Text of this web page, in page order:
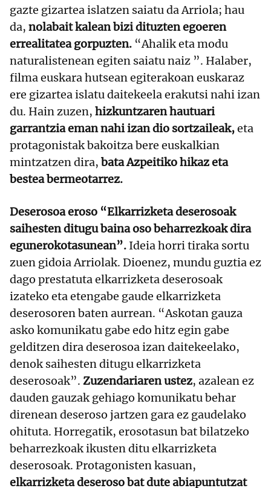
gazte gizartea islatzen saiatu da Arriola; hau
da, nolabait kalean bizi dituzten egoeren
errealitatea gorpuzten. “Ahalik eta modu
naturalistenean egiten saiatu naiz ”. Halaber,
filma euskara hutsean egiterakoan euskaraz
ere gizartea islatu daitekeela erakutsi nahi izan
du. Hain zuzen, hizkuntzaren hautuari
garrantzia eman nahi izan dio sortzaileak,eta
protagonistak bakoitza bere euskalkian
mintzatzen dira, bata Azpeitiko hikaz eta
bestea bermeotarrez.
Deserosoa eroso “Elkarrizketa deserosoak
saihesten ditugu baina oso beharrezkoak dira
egunerokotasunean”. Ideia horri tiraka sortu
zuen gidoia Arriolak. Dioenez, mundu guztia ez
dago prestatuta elkarrizketa deserosoak
izateko eta etengabe gaude elkarrizketa
deserosoren baten aurrean. “Askotan gauza
asko komunikatu gabe edo hitz egin gabe
gelditzen dira deserosoa izan daitekeelako,
denok saihesten ditugu elkarrizketa
deserosoak”. Zuzendariaren ustez, azalean ez
dauden gauzak gehiago komunikatu behar
direnean deseroso jartzen gara ez gaudelako
ohituta. Horregatik, erosotasun bat bilatzeko
beharrezkoak ikusten ditu elkarrizketa
deserosoak. Protagonisten kasuan,
elkarrizketa deseroso bat dute abiapuntutzat